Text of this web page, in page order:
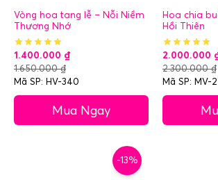
Vòng hoa tang lễ – Nỗi Niềm
Thương Nhớ
1.400.000 ₫
1.650.000₫
Mã SP: HV-340
Mua Ngay
Hoa chia
Hồi Thiên
2.000.000
2.300.000₫
Mã SP: MV-
-13%